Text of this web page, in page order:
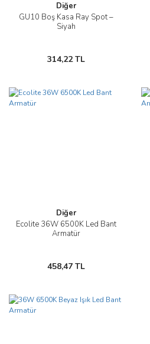
Diğer
GU10 Boş Kasa Ray Spot –
Siyah
314,22 TL
Diğer
Ecolite 36W 6500K Led Bant
Armatür
458,47 TL